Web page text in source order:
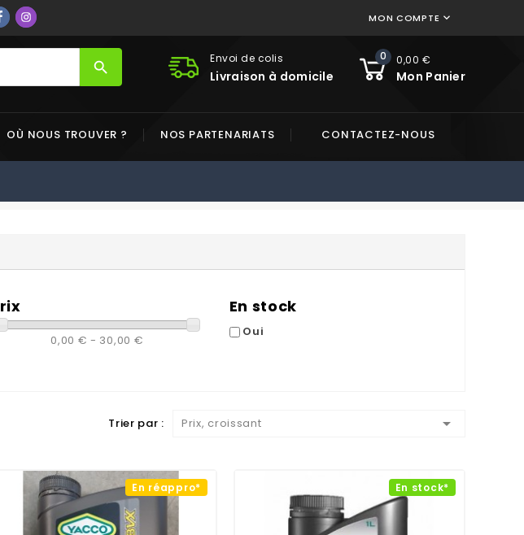
MON COMPTE 
0 0,00 €
Mon Panier
Envoi de colis
Livraison à domicile
search
OÙ NOUS TROUVER ? NOS PARTENARIATS CONTACTEZ-NOUS
0,00 € - 30,00 €
En stock
Oui
Trier par : Prix, croissant 
En réappro* En stock*